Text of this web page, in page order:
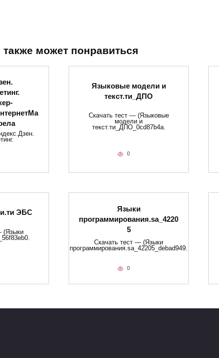
может понравиться
Языковые модели и
текст.ти_ДПО
Скачать тест — (Языковые
модели и
текст.ти_ДПО_0cd87b4a.
0
ЭБС
(Языки
Языки
программирования.sa_4220
5
Скачать тест — (Языки
программирования.sa_42205_debad949.
0